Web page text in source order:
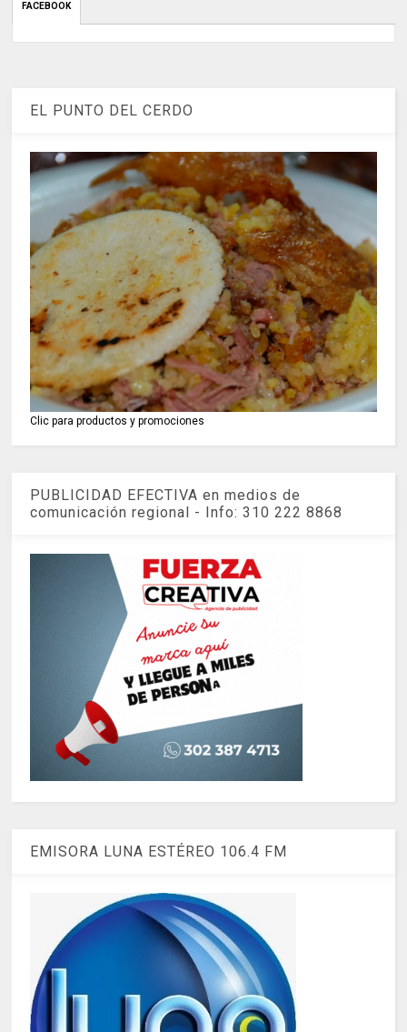
FACEBOOK
EL PUNTO DEL CERDO
Clic para productos y promociones
PUBLICIDAD EFECTIVA en medios de
comunicación regional - Info: 310 222 8868
EMISORA LUNA ESTÉREO 106.4 FM